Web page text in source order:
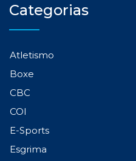
Categorias
Atletismo
Boxe
CBC
COI
E-Sports
Esgrima